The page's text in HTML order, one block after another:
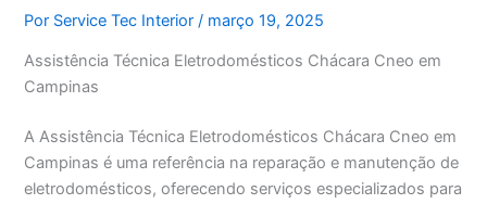
Por Service Tec Interior/ março 19, 2025
Assistência Técnica Eletrodomésticos Chácara Cneo em
Campinas
A Assistência Técnica Eletrodomésticos Chácara Cneo em
Campinas é uma referência na reparação e manutenção de
eletrodomésticos, oferecendo serviços especializados para